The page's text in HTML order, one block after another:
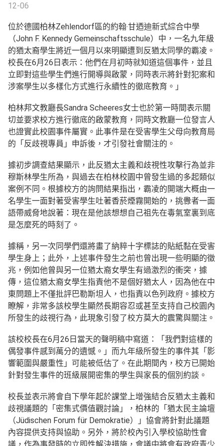
12-06
位於德國柏林Zehlendorf區的約翰‧甘迺迪新式綜合中學
（John F. Kennedy Gemeinschaftsschule）中，一名九年級
的猶太裔學生將近一個月以來明顯遭到反猶太同學的霸凌。
校長在6月26日表示：他們在月初時就知道這個事件，並且
立即對這些學生們進行開導與啟蒙，同時表示將針對犯案和
涉案學生以多樣化方式進行永續性的徹底教育。」
柏林邦文教廳長Sandra Scheeres女士也於第一時間表示關
切並要求校方進行徹底的啟蒙教育，同時文教廳一位發言人
也證實此校園事件屬實。此事件是在受害學生父母向教育局
的「反歧視專員」申訴後，才引發社會關注的。
據初步調查結果顯示，此反猶太主義和歧視性攻擊行為並非
穆斯林學生所為，與過去在柏林校園中曾發生過的多起類似
案例不同。根據校方的詢問結果指出，霸凌的開端大概由一
名學生一面對著受害學生吐著香菸煙霧開始的，挑釁者一面
語帶威脅地說著：現在是他該想想自己祖先在毒氣室裏到底
是怎麼死的時刻了。
據稱，另一次同學們還將畫了納粹十字標誌的貼紙黏在受害
學生身上；此外，上述事件發生之前也曾出現一些明顯的徵
兆，例如他曾與另一位猶太裔女學生有過激烈的衝突，據
傳，這位猶太裔女學生指責他不是個好猶太人，因為他在中
東問題上不僅批評巴勒斯坦人，也指責以色列政府。據校方
瞭解，非常多該校學生顯然長期容忍或甚至支持自己校園內
所發生的歧視行為，此現象引發了校方莫大的震驚與關注。
該校校長在6月26日當天的聲明稿中寫道：「我們對這樣的
偶發事件感到萬分的遺憾。」而九年級所發生的事件其「影
響範圍與嚴重性」可能被低估了。在此期間內，校方已開始
針對發生事件的班級展開密集的學生與家長的個別約談。
校長並表示將會自下學年起於課堂上增強結合反猶太主義和
歧視議題的「密集式價值觀討論」，柏林的「猶太民主論壇
（Jüdischen Forum für Demokratie）」協會將針對此議題
內容提供支持與協助。另外，將於校內引入學校協助性會